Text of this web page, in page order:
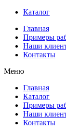
Каталог
Главная
Примеры
Наши
Контакты
Меню
Главная
Каталог
Примеры
Наши
Контакты